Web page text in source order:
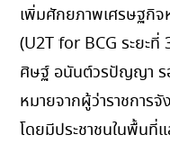
เพิ่มศักยภาพเศรษฐกิจ
(U2T for BCG ระยะที่
ศิษฐ์ อนันต์วรปัญญา ร
หมายจากผู้ว่าราชการ
โดยมีประชาชนในพื้นที่